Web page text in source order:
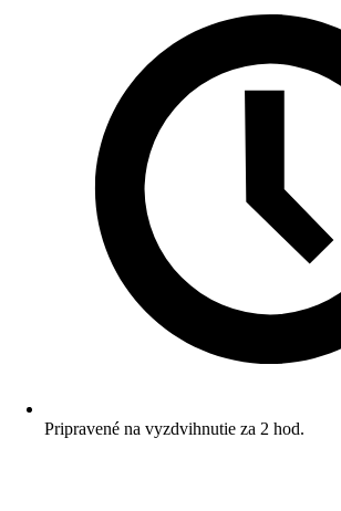
Pripravené na vyzdvihnutie za 2 hod.